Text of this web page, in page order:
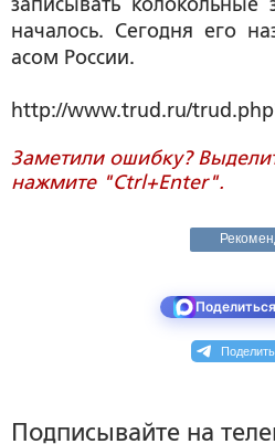
записывать
началось. Сегодня его
асом России.
http://www.trud.ru/
Заметили ошибку?
нажмите "Ctrl+Enter".
Подписывайте на